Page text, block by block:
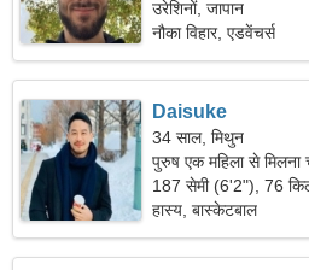
उरेशिनों, जापान
नौका विहार, एडवेंचर्स
Daisuke
34 साल, मिथुन
पुरुष एक महिला से मिलना
187 सेमी (6'2"), 76
हास्य, बास्केटबाल